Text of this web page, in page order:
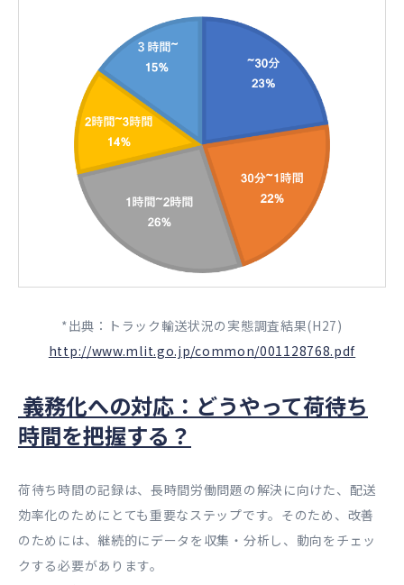
*出典：トラック輸送状況の実態調査結果(H27)
http://www.mlit.go.jp/common/001128768.pdf
義務化への対応：どうやって荷待ち
時間を把握する？
荷待ち時間の記録は、長時間労働問題の解決に向けた、配送
効率化のためにとても重要なステップです。そのため、改善
のためには、継続的にデータを収集・分析し、動向をチェッ
クする必要があります。